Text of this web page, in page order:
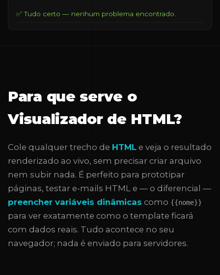
Tudo certo — nenhum problema encontrado.
Para que serve o
Visualizador de HTML?
Cole qualquer trecho de HTML e veja o resultado
renderizado ao vivo, sem precisar criar arquivo
nem subir nada. É perfeito para prototipar
páginas, testar e-mails HTML e — o diferencial —
preencher variáveis dinâmicas como {{nome}}
para ver exatamente como o template ficará
com dados reais. Tudo acontece no seu
navegador; nada é enviado para servidores.